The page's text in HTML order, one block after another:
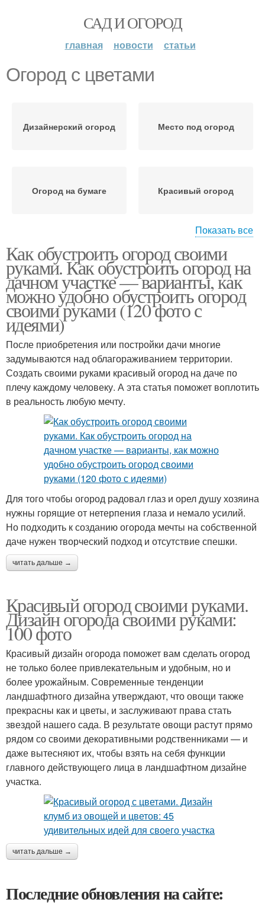
САД И ОГОРОД
главная новости статьи
Огород с цветами
Дизайнерский огород Место под огород
Огород на бумаге Красивый огород
Французский огород
Показать все
Как обустроить огород своими
руками. Как обустроить огород на
дачном участке — варианты, как
можно удобно обустроить огород
своими руками (120 фото с
идеями)
После приобретения или постройки дачи многие
задумываются над облагораживанием территории.
Создать своими руками красивый огород на даче по
плечу каждому человеку. А эта статья поможет воплотить
в реальность любую мечту.
Для того чтобы огород радовал глаз и орел душу хозяина
нужны горящие от нетерпения глаза и немало усилий.
Но подходить к созданию огорода мечты на собственной
даче нужен творческий подход и отсутствие спешки.
читать дальше →
Красивый огород своими руками.
Дизайн огорода своими руками:
100 фото
Красивый дизайн огорода поможет вам сделать огород
не только более привлекательным и удобным, но и
более урожайным. Современные тенденции
ландшафтного дизайна утверждают, что овощи также
прекрасны как и цветы, и заслуживают права стать
звездой нашего сада. В результате овощи растут прямо
рядом со своими декоративными родственниками — и
даже вытесняют их, чтобы взять на себя функции
главного действующего лица в ландшафтном дизайне
участка.
читать дальше →
Последние обновления на сайте: